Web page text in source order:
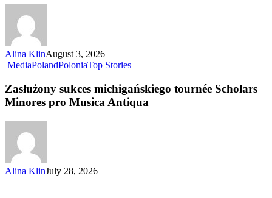
Alina KlinAugust 3, 2026
MediaPolandPoloniaTop Stories
Zasłużony sukces michigańskiego tournée Scholars
Minores pro Musica Antiqua
Alina KlinJuly 28, 2026